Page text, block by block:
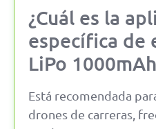
¿Cuál es la
específica de
LiPo
Está recomendada
drones de carreras,